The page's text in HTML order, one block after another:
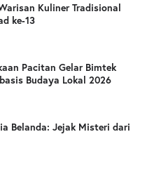
Kuliner Tradisional
ke-13
Pacitan Gelar Bimtek
Budaya Lokal 2026
Belanda: Jejak Misteri dari